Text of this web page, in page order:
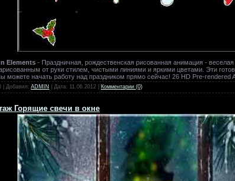
Elements - Праздничная, рождественская рисованная анимация -
от руки стилем, чистыми линиями и яркими цветами. Эти
можете начать работу над праздником прямо сейчас! 26 HD Pre-rendered
| Добавил: ADMIN | Дата: 11.06.2012 Комментарии (0)
Горящие свечи в окне